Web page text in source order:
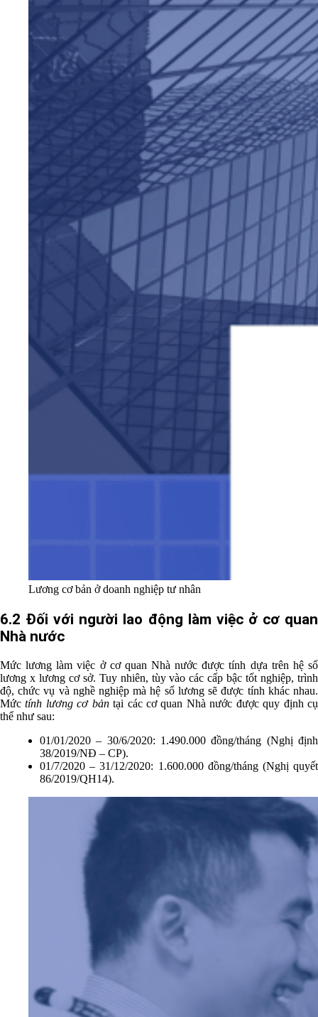
Lương cơ bản ở doanh nghiệp tư nhân
6.2 Đối với người lao động làm việc ở cơ quan
Nhà nước
Mức lương làm việc ở cơ quan Nhà nước được tính dựa trên hệ số
lương x lương cơ sở. Tuy nhiên, tùy vào các cấp bậc tốt nghiệp, trình
độ, chức vụ và nghề nghiệp mà hệ số lương sẽ được tính khác nhau.
Mứctính lương cơ bảntại các cơ quan Nhà nước được quy định cụ
thể như sau:
01/01/2020 – 30/6/2020: 1.490.000 đồng/tháng (Nghị định
38/2019/NĐ – CP).
01/7/2020 – 31/12/2020: 1.600.000 đồng/tháng (Nghị quyết
86/2019/QH14).